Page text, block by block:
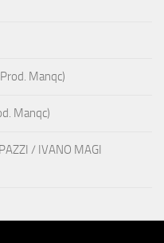
Manqc)
Manqc)
/ IVANO MAGI